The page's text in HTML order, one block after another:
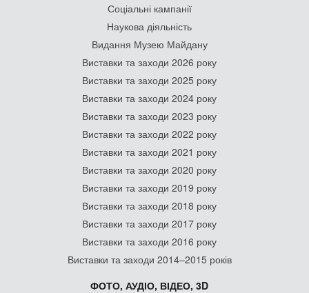
Соціальні кампанії
Наукова діяльність
Видання Музею Майдану
Виставки та заходи 2026 року
Виставки та заходи 2025 року
Виставки та заходи 2024 року
Виставки та заходи 2023 року
Виставки та заходи 2022 року
Виставки та заходи 2021 року
Виставки та заходи 2020 року
Виставки та заходи 2019 року
Виставки та заходи 2018 року
Виставки та заходи 2017 року
Виставки та заходи 2016 року
Виставки та заходи 2014–2015 років
ФОТО, АУДІО, ВІДЕО, 3D